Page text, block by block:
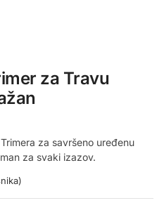
za Travu
za savršeno uređenu
za svaki izazov.